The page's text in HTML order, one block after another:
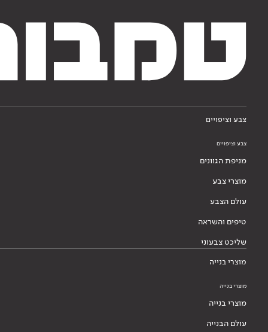
צבע וציפויים
צבע וציפויים
מניפת הגוונים
מוצרי צבע
עולם הצבע
טיפים והשראה
שליכט צבעוני
מוצרי בנייה
מוצרי בנייה
מוצרי בנייה
עולם הבנייה